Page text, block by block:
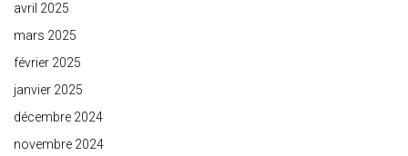
avril 2025
mars 2025
février 2025
janvier 2025
décembre 2024
novembre 2024